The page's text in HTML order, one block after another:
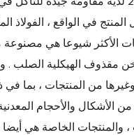
في الواقع ، الفولاذ
الأكثر شيوعا هي
مقذوف الهيكلية الصلب .
الأشكال والأحجام
والمنتجات الخاصة هي